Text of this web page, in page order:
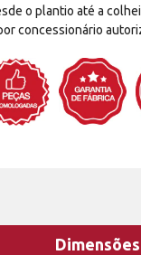
o plantio até a
concessionário